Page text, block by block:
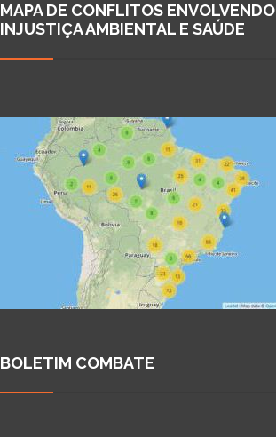
MAPA DE CONFLITOS ENVOLVENDO
INJUSTIÇA AMBIENTAL E SAÚDE
BOLETIM COMBATE